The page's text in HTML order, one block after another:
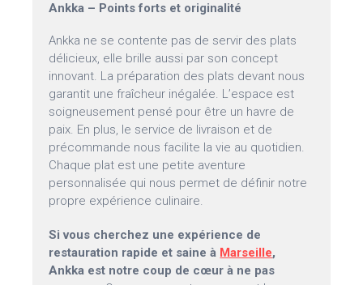
Ankka – Points forts et originalité
Ankka ne se contente pas de servir des plats
délicieux, elle brille aussi par son concept
innovant. La préparation des plats devant nous
garantit une fraîcheur inégalée. L’espace est
soigneusement pensé pour être un havre de
paix. En plus, le service de livraison et de
précommande nous facilite la vie au quotidien.
Chaque plat est une petite aventure
personnalisée qui nous permet de définir notre
propre expérience culinaire.
Si vous cherchez une expérience de
restauration rapide et saine à Marseille,
Ankka est notre coup de cœur à ne pas